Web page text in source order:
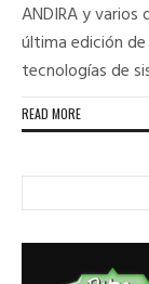
ANDIRA y varios
última edición
tecnologías de
READ MORE